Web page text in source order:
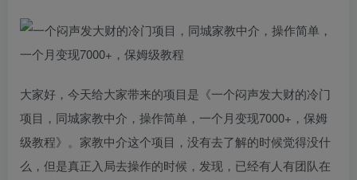
大家好，今天给大家带来的项目是《一个闷声发大财的冷门
项目，同城家教中介，操作简单，一个月变现7000+，保姆
级教程》。家教中介这个项目，没有去了解的时候觉得没什
么，但是真正入局去操作的时候，发现，已经有人有团队在